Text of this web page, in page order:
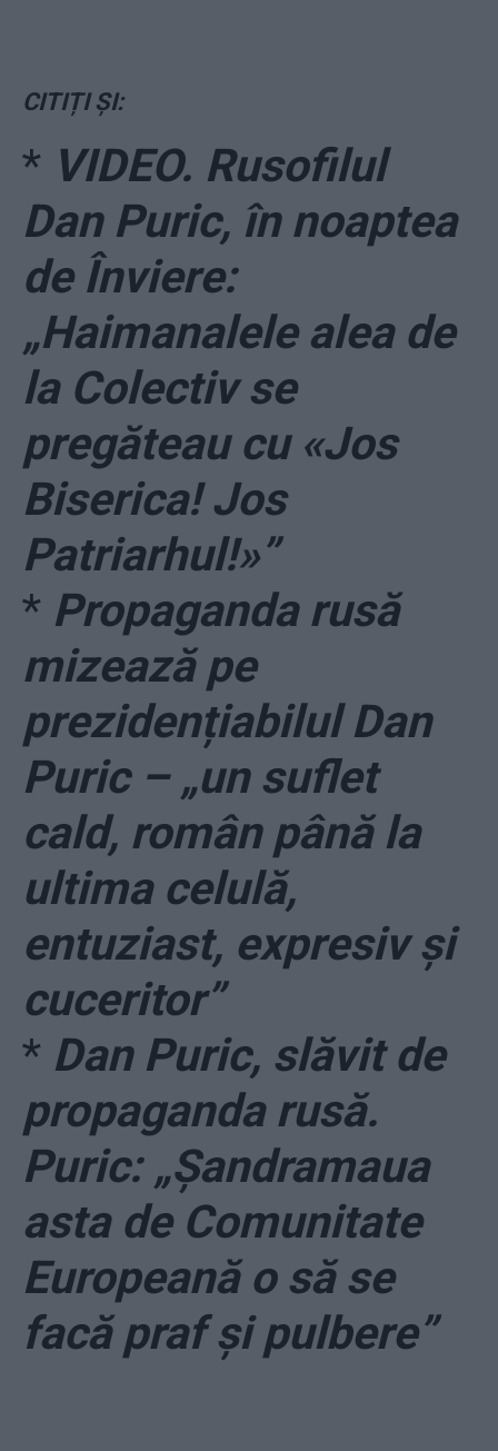
CITIȚI ȘI:
* VIDEO. Rusofilul
Dan Puric, în noaptea
de Înviere:
„Haimanalele alea de
la Colectiv se
pregăteau cu «Jos
Biserica! Jos
Patriarhul!»”
* Propaganda rusă
mizează pe
prezidențiabilul Dan
Puric – „un suflet
cald, român până la
ultima celulă,
entuziast, expresiv și
cuceritor”
* Dan Puric, slăvit de
propaganda rusă.
Puric: „Şandramaua
asta de Comunitate
Europeană o să se
facă praf şi pulbere”